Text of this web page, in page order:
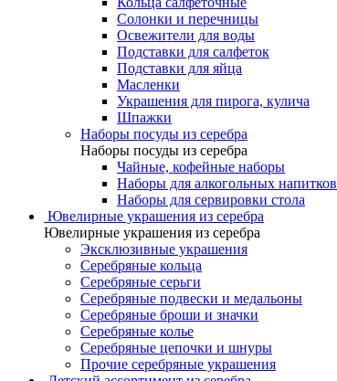
Солонки и перечницы
Освежители для воды
Подставки для салфеток
Подставки для яйца
Масленки
Украшения для пирога, кулича
Шпажки
Наборы посуды из серебра
Наборы посуды из серебра
Чайные, кофейные наборы
Наборы для алкогольных напитков
Наборы для сервировки стола
Ювелирные украшения из серебра
Ювелирные украшения из серебра
Эксклюзивные украшения
Серебряные кольца
Серебряные серьги
Серебряные подвески и медальоны
Серебряные броши и значки
Серебряные колье
Серебряные цепочки и шнуры
Прочие серебряные украшения